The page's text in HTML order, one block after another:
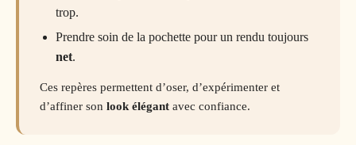
trop.
Prendre soin de la pochette pour un rendu toujours
net.
Ces repères permettent d’oser, d’expérimenter et
d’affiner son look élégant avec confiance.